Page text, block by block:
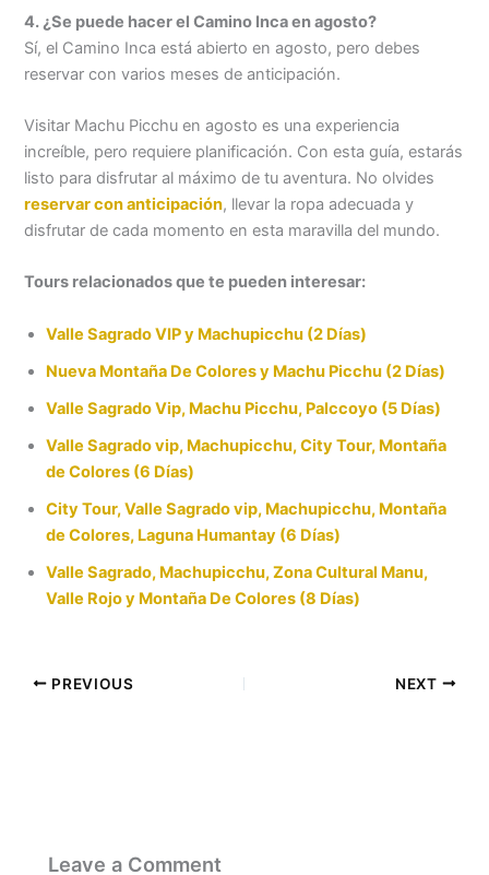
4. ¿Se puede hacer el Camino Inca en agosto?
Sí, el Camino Inca está abierto en agosto, pero debes
reservar con varios meses de anticipación.
Visitar Machu Picchu en agosto es una experiencia
increíble, pero requiere planificación. Con esta guía, estarás
listo para disfrutar al máximo de tu aventura. No olvides
reservar con anticipación, llevar la ropa adecuada y
disfrutar de cada momento en esta maravilla del mundo.
Tours relacionados que te pueden interesar:
Valle Sagrado VIP y Machupicchu (2 Días)
Nueva Montaña De Colores y Machu Picchu (2 Días)
Valle Sagrado Vip, Machu Picchu, Palccoyo (5 Días)
Valle Sagrado vip, Machupicchu, City Tour, Montaña
de Colores (6 Días)
City Tour, Valle Sagrado vip, Machupicchu, Montaña
de Colores, Laguna Humantay (6 Días)
Valle Sagrado, Machupicchu, Zona Cultural Manu,
Valle Rojo y Montaña De Colores (8 Días)
PREVIOUS NEXT
Leave a Comment